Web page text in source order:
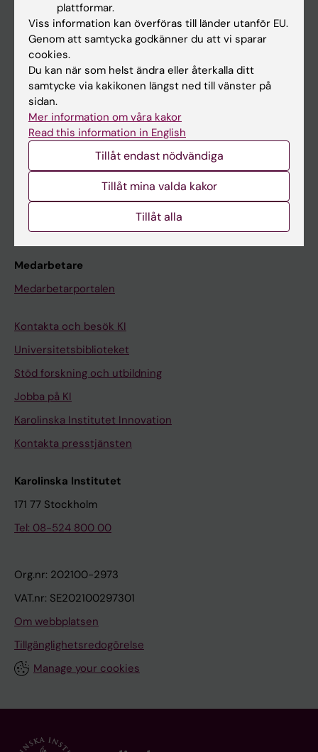
Nyheter
Kalender
Student
Ladok
Canvas
Studentmejlen
Kurs- och programwebbar
Medarbetare
Medarbetarportalen
Kontakta och besök KI
Universitetsbiblioteket
Stöd forskning och utbildning
Jobba på KI
Karolinska Institutet Innovation
Kontakta presstjänsten
Karolinska Institutet
171 77 Stockholm
Tel: 08-524 800 00
Org.nr: 202100-2973
VAT.nr: SE202100297301
Om webbplatsen
Tillgänglighetsredogörelse
Manage your cookies
plattformar.
Viss information kan överföras till länder utanför EU.
Genom att samtycka godkänner du att vi sparar
cookies.
Du kan när som helst ändra eller återkalla ditt
samtycke via kakikonen längst ned till vänster på
sidan.
Mer information om våra kakor
Read this information in English
Tillåt endast nödvändiga
Tillåt mina valda kakor
Tillåt alla